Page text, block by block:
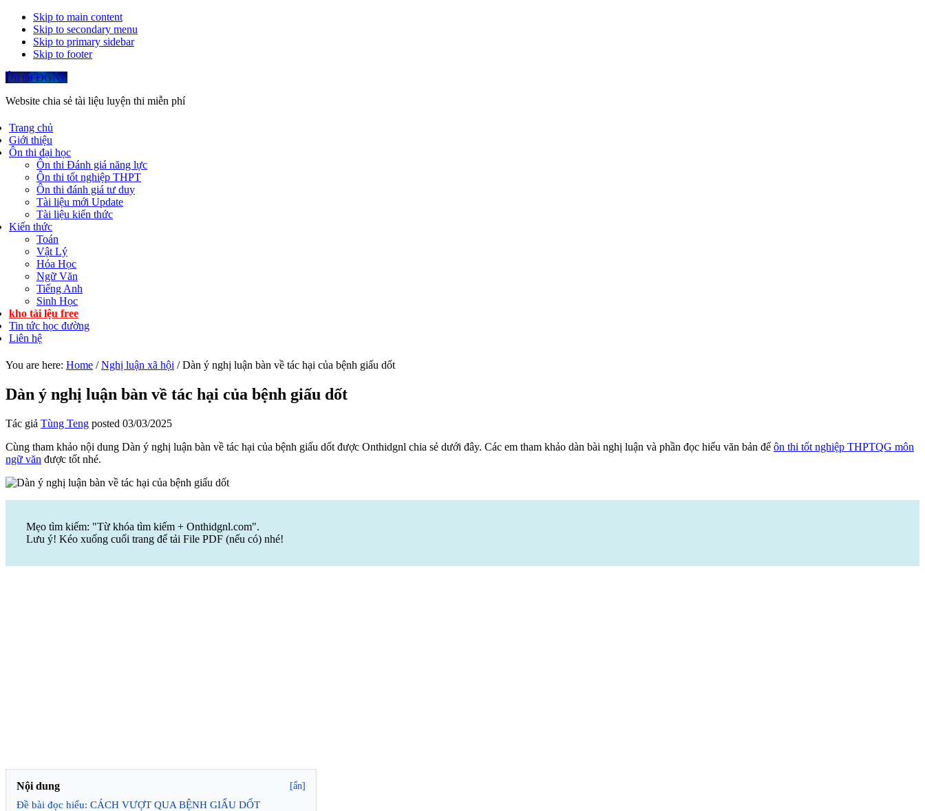
Skip to main content
Skip to secondary menu
Skip to primary sidebar
Skip to footer
Ôn thi ĐGNL
Website chia sẻ tài liệu luyện thi miễn phí
Trang chủ
Giới thiệu
Ôn thi đại học
Ôn thi Đánh giá năng lực
Ôn thi tốt nghiệp THPT
Ôn thi đánh giá tư duy
Tài liệu mới Update
Tài liệu kiến thức
Kiến thức
Toán
Vật Lý
Hóa Học
Ngữ Văn
Tiếng Anh
Sinh Học
kho tài lệu free
Tin tức học đường
Liên hệ
You are here: Home / Nghị luận xã hội /Dàn ý nghị luận bàn về tác hại của bệnh giấu dốt
Dàn ý nghị luận bàn về tác hại của bệnh giấu dốt
Tác giả Tùng Teng posted 03/03/2025
Cùng tham khảo nội dung Dàn ý nghị luận bàn về tác hại của bệnh giấu dốt được Onthidgnl chia sẻ dưới đây. Các em tham khảo dàn bài nghị luận và phần đọc hiểu văn bản để ôn thi tốt nghiệp THPTQG môn
ngữ văn được tốt nhé.
Mẹo tìm kiếm: "Từ khóa tìm kiếm + Onthidgnl.com".
Lưu ý! Kéo xuống cuối trang để tải File PDF (nếu có) nhé!
Nội dung [ẩn]
Đề bài đọc hiểu: CÁCH VƯỢT QUA BỆNH GIẤU DỐT